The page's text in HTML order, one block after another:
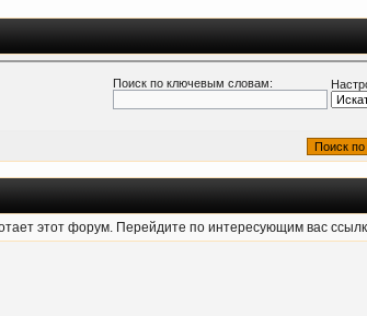
Поиск по ключевым словам:
этот форум. Перейдите по интересующим вас